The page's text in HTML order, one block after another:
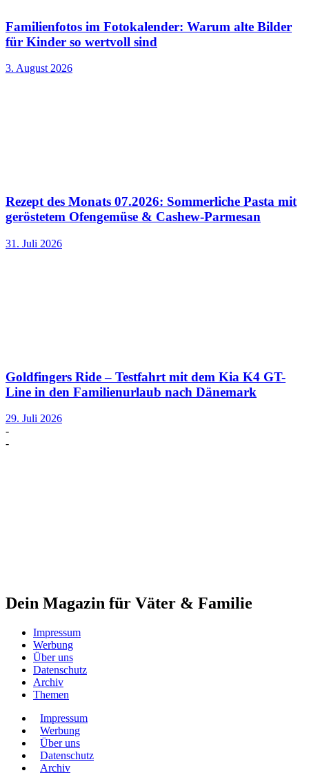
Familienfotos im Fotokalender: Warum alte Bilder
für Kinder so wertvoll sind
3. August 2026
Rezept des Monats 07.2026: Sommerliche Pasta mit
geröstetem Ofengemüse & Cashew-Parmesan
31. Juli 2026
Goldfingers Ride – Testfahrt mit dem Kia K4 GT-
Line in den Familienurlaub nach Dänemark
29. Juli 2026
-
-
Dein Magazin für Väter & Familie
Impressum
Werbung
Über uns
Datenschutz
Archiv
Themen
Impressum
Werbung
Über uns
Datenschutz
Archiv